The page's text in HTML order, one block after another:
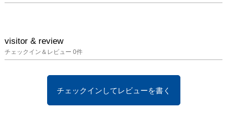
visitor & review
チェックイン＆レビュー 0件
チェックインしてレビューを書く